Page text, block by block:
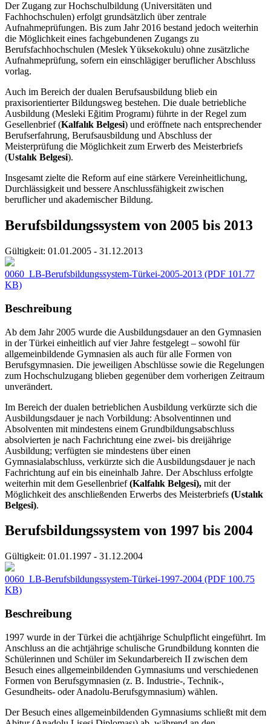
Der Zugang zur Hochschulbildung (Universitäten und
Fachhochschulen) erfolgt grundsätzlich über zentrale
Aufnahmeprüfungen. Bis zum Jahr 2016 bestand jedoch weiterhin
die Möglichkeit eines fachgebundenen Zugangs zu
Berufsfachhochschulen (Meslek Yüksekokulu) ohne zusätzliche
Aufnahmeprüfung, sofern ein einschlägiger beruflicher Abschluss
vorlag.
Auch im Bereich der dualen Berufsausbildung blieb ein
praxisorientierter Bildungsweg bestehen. Die duale betriebliche
Ausbildung (Mesleki Eğitim Programı) führte in der Regel zum
Gesellenbrief (Kalfalık Belgesi) und eröffnete nach entsprechender
Berufserfahrung, Berufsausbildung und Abschluss der
Meisterprüfung die Möglichkeit zum Erwerb des Meisterbriefs
(Ustalık Belgesi).
Insgesamt zielte die Reform auf eine stärkere Vereinheitlichung,
Durchlässigkeit und bessere Anschlussfähigkeit zwischen
beruflicher und akademischer Bildung.
Berufsbildungssystem von 2005 bis 2013
Gültigkeit: 01.01.2005 - 31.12.2013
0060_LB-Berufsbildungssystem-Türkei-2005-2013 (PDF 101.77
KB)
Beschreibung
Ab dem Jahr 2005 wurde die Ausbildungsdauer an den Gymnasien
in der Türkei einheitlich auf vier Jahre festgelegt – sowohl für
allgemeinbildende Gymnasien als auch für alle Formen von
Berufsgymnasien. Die jeweiligen Abschlüsse sowie die Regelungen
zum Hochschulzugang blieben gegenüber dem vorherigen Zeitraum
unverändert.
Im Bereich der dualen betrieblichen Ausbildung verkürzte sich die
Ausbildungsdauer je nach Vorbildung: Absolventinnen und
Absolventen mit mindestens einem Grundbildungsabschluss
absolvierten je nach Fachrichtung eine zwei- bis dreijährige
Ausbildung; verfügten sie mindestens über einen
Gymnasialabschluss, verkürzte sich die Ausbildungsdauer je nach
Fachrichtung auf ein bis eineinhalb Jahre. Der Abschluss erfolgte
weiterhin mit dem Gesellenbrief(Kalfalık Belgesi), mit der
Möglichkeit des anschließenden Erwerbs des Meisterbriefs (Ustalık
Belgesi).
Berufsbildungssystem von 1997 bis 2004
Gültigkeit: 01.01.1997 - 31.12.2004
0060_LB-Berufsbildungssystem-Türkei-1997-2004 (PDF 100.75
KB)
Beschreibung
1997 wurde in der Türkei die achtjährige Schulpflicht eingeführt. Im
Anschluss an die achtjährige schulische Grundbildung konnten die
Schülerinnen und Schüler im Sekundarbereich II zwischen dem
Besuch eines allgemeinbildenden Gymnasiums und verschiedenen
Formen von Berufsgymnasien (z. B. Industrie-, Technik-,
Gesundheits- oder Anadolu-Berufsgymnasium) wählen.
Der Besuch eines allgemeinbildenden Gymnasiums schließt mit dem